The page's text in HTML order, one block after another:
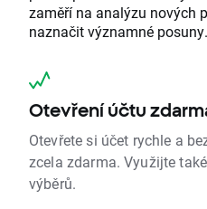
zaměří na analýzu nových
naznačit významné posuny.
Otevření účtu
Otevřete si účet rychle a
zcela zdarma. Využijte
výběrů.